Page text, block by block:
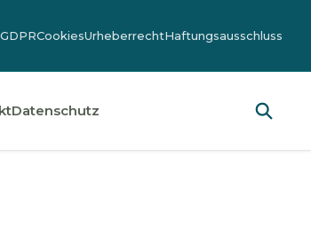
GDPRCookiesUrheberrechtHaftungsausschluss
Datenschutz